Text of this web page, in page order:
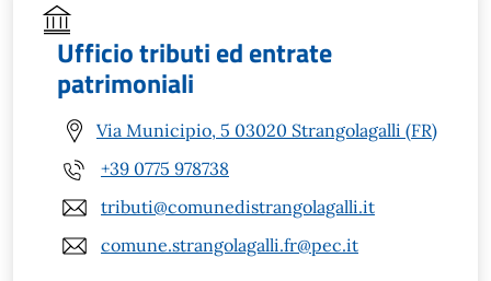
Ufficio tributi ed entrate
patrimoniali
Via Municipio, 5 03020 Strangolagalli (FR)
+39 0775 978738
tributi@comunedistrangolagalli.it
comune.strangolagalli.fr@pec.it